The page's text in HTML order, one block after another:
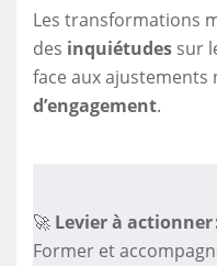
Les transformations
des inquiétudes sur
face aux ajustements
d’engagement.
🚀 Levier à
Former et